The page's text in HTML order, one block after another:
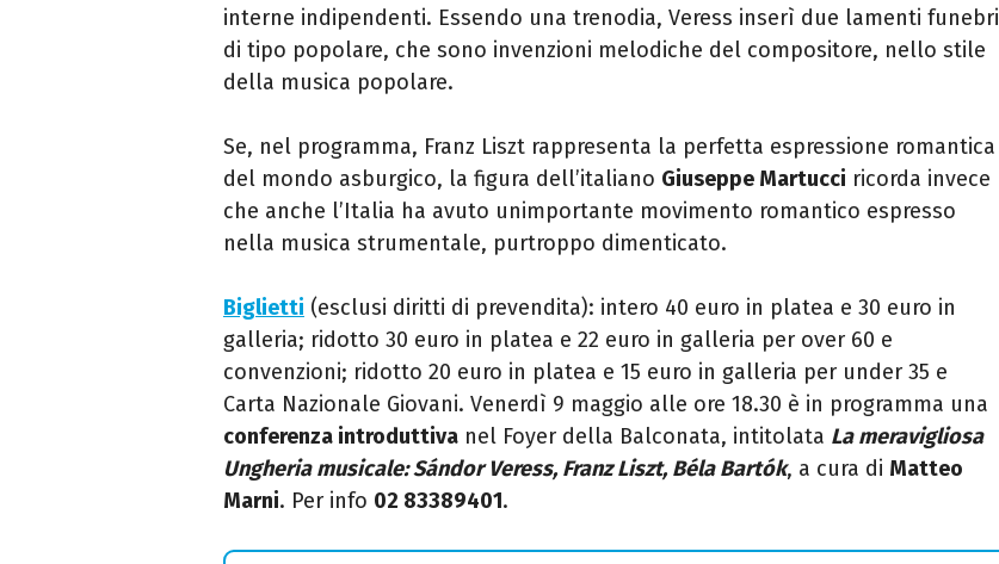
interne indipendenti. Essendo una trenodia, Veress inserì due lamenti funebri
di tipo popolare, che sono invenzioni melodiche del compositore, nello stile
della musica popolare.
Se, nel programma, Franz Liszt rappresenta la perfetta espressione romantica
del mondo asburgico, la figura dell’italiano Giuseppe Martucci ricorda invece
che anche l’Italia ha avuto unimportante movimento romantico espresso
nella musica strumentale, purtroppo dimenticato.
Biglietti (esclusi diritti di prevendita): intero 40 euro in platea e 30 euro in
galleria; ridotto 30 euro in platea e 22 euro in galleria per over 60 e
convenzioni; ridotto 20 euro in platea e 15 euro in galleria per under 35 e
Carta Nazionale Giovani. Venerdì 9 maggio alle ore 18.30 è in programma una
conferenza introduttiva nel Foyer della Balconata, intitolata La meravigliosa
Ungheria musicale: Sándor Veress, Franz Liszt, Béla Bartók, a cura di Matteo
Marni. Per info 02 83389401.